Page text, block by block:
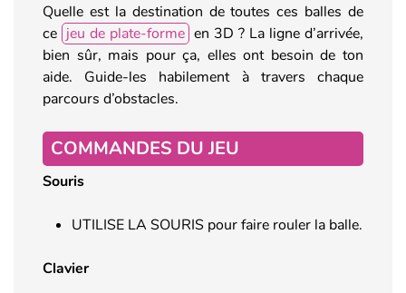
Quelle est la destination de toutes ces balles de
ce jeu de plate-forme en 3D ? La ligne d’arrivée,
bien sûr, mais pour ça, elles ont besoin de ton
aide. Guide-les habilement à travers chaque
parcours d’obstacles.
COMMANDES DU JEU
Souris
UTILISE LA SOURIS pour faire rouler la balle.
Clavier